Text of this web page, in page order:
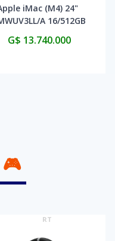
iMac (M4) 24"
A 16/512GB
G$ 13.740.000
RT